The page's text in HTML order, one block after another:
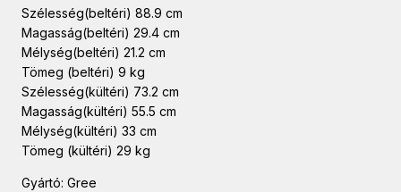
Szélesség(beltéri) 88.9 cm
Magasság(beltéri) 29.4 cm
Mélység(beltéri) 21.2 cm
Tömeg (beltéri) 9 kg
Szélesség(kültéri) 73.2 cm
Magasság(kültéri) 55.5 cm
Mélység(kültéri) 33 cm
Tömeg (kültéri) 29 kg
Gyártó: Gree